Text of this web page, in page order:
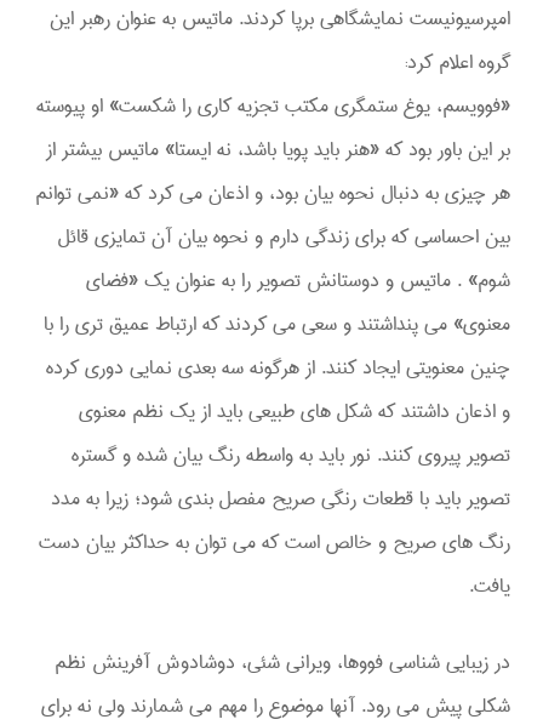
امپرسیونیست نمایشگاهی برپا کردند. ماتیس به عنوان رهبر این
گروه اعلام کرد:
«فوویسم، یوغ ستمگری مکتب تجزیه کاری را شکست» او پیوسته
بر این باور بود که «هنر باید پویا باشد، نه ایستا» ماتیس بیشتر از
هر چیزی به دنبال نحوه بیان بود، و اذعان می کرد که «نمی توانم
بین احساسی که برای زندگی دارم و نحوه بیان آن تمایزی قائل
شوم» . ماتیس و دوستانش تصویر را به عنوان یک «فضای
معنوی» می پنداشتند و سعی می کردند که ارتباط عمیق تری را با
چنین معنویتی ایجاد کنند. از هرگونه سه بعدی نمایی دوری کرده
و اذعان داشتند که شکل های طبیعی باید از یک نظم معنوی
تصویر پیروی کنند. نور باید به واسطه رنگ بیان شده و گستره
تصویر باید با قطعات رنگی صریح مفصل بندی شود؛ زیرا به مدد
رنگ های صریح و خالص است که می توان به حداکثر بیان دست
یافت.
در زیبایی شناسی فووها، ویرانی شئی، دوشادوش آفرینش نظم
شکلی پیش می رود. آنها موضوع را مهم می شمارند ولی نه برای